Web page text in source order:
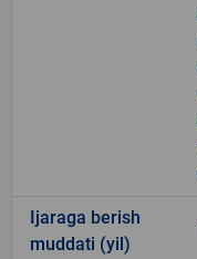
Ijaraga berish
muddati (yil)